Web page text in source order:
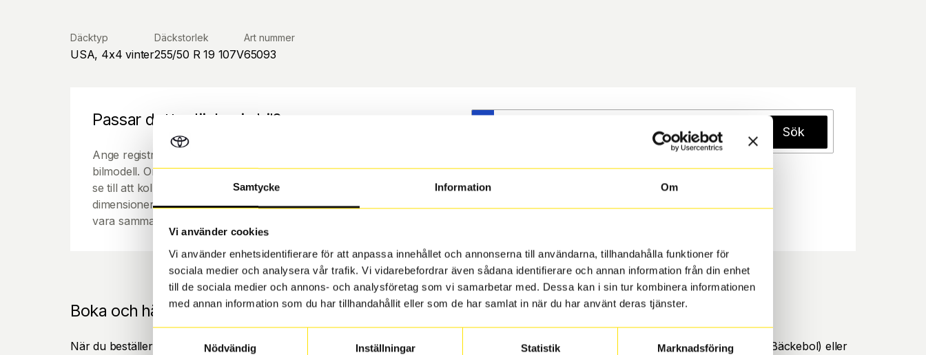
Samtycke Information Om
Vi använder cookies
Vi använder enhetsidentifierare för att anpassa innehållet och annonserna till användarna, tillhandahålla funktioner för
sociala medier och analysera vår trafik. Vi vidarebefordrar även sådana identifierare och annan information från din enhet
till de sociala medier och annons- och analysföretag som vi samarbetar med. Dessa kan i sin tur kombinera informationen
med annan information som du har tillhandahållit eller som de har samlat in när du har använt deras tjänster.
Nödvändig
Inställningar Statistik Marknadsföring
Däcktyp
USA, 4x4 vinter
Däckstorlek
255/50 R 19 107V
Art nummer
65093
Passar detta däck min bil?
Ange registreringsnummer för att se om det däck du valt passar din
bilmodell. Om du köper däck som skall sättas på dina befintliga fälgar,
se till att kolla en extra gång så att däck och fälg har samma
dimensioner. Ibland kan fälgen ha bytts ut under årens lopp och inte
vara samma dimension som bilen hade ut från fabrik.
Sök
Boka och hämta hos Däckspecialen
När du beställer dina nya däck eller fälgar hos oss levereras de direkt till någon av våra däckverkstäder i Göteborg. Välj mellan Hisingen (Bäckebol) eller